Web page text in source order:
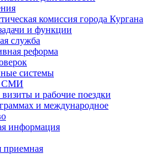
комиссия города Кургана
и функции
служба
реформа
системы
СМИ
и рабочие поездки
и международное
информация
приемная